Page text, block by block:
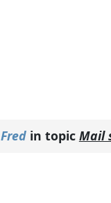
Fredin topic Mail